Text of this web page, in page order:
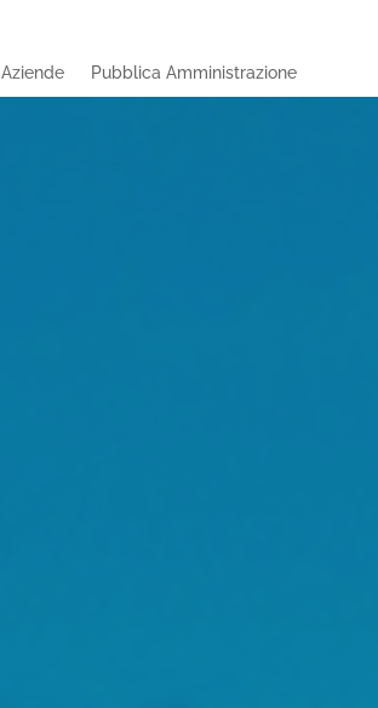
Aziende Pubblica Amministrazione